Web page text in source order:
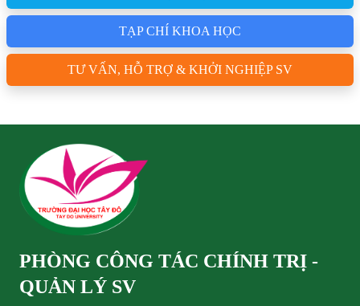
TẠP CHÍ KHOA HỌC
TƯ VẤN, HỖ TRỢ & KHỞI NGHIỆP SV
PHÒNG CÔNG TÁC CHÍNH TRỊ -
QUẢN LÝ SV